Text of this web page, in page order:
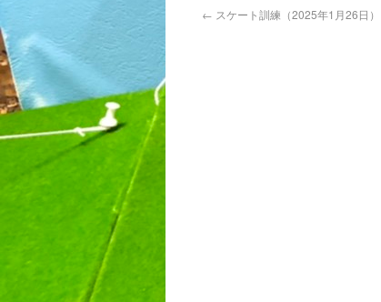
← スケート訓練（2025年1月26日）